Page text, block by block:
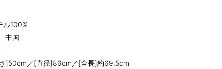
ル100%
中国
]50cm／[直径]86cm／[全長]約69.5cm